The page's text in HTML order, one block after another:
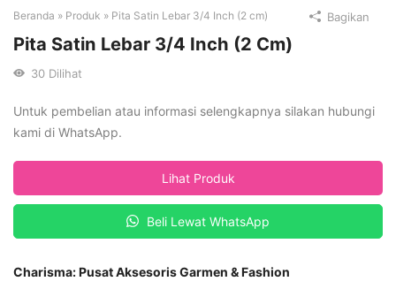
Beranda » Produk » Pita Satin Lebar 3/4 Inch (2 cm)
Pita Satin Lebar 3/4 Inch (2 Cm)
30 Dilihat
Untuk pembelian atau informasi selengkapnya silakan hubungi
kami di WhatsApp.
Lihat Produk
Beli Lewat WhatsApp
Charisma: Pusat Aksesoris Garmen & Fashion
Bagikan